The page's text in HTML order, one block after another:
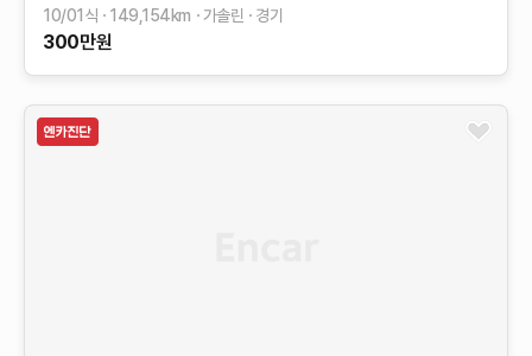
10/01식 149,154km 가솔린 경기
300만원